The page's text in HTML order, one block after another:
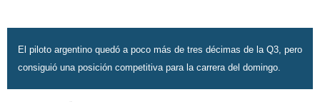
El piloto argentino quedó a poco más de tres décimas de la Q3, pero
consiguió una posición competitiva para la carrera del domingo.